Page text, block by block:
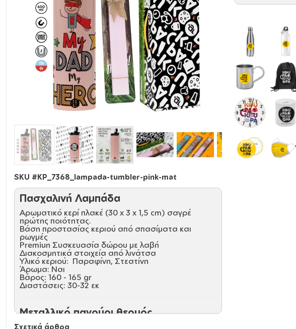
SKU #KP_7368_lampada-tumbler-pink-mat
Πασχαλινή Λαμπάδα
Αρωματικό κερί πλακέ (30 x 3 x 1,5 cm) σαγρέ
πρώτης ποιότητας.
Βάση προστασίας κεριού από σπασίματα και
ρωγμές
Premiun Συσκευασία δώρου με λαβή
Διακοσμητικά στοιχεία από λινάτσα
Υλικό κεριού: Παραφίνη, Στεατίνη
Άρωμα: Ναι
Βάρος: 160 - 165 gr
Διαστάσεις: 30-32 εκ
Μεταλλικό παγούρι θερμός
Eco friendly ποτήρι θερμό 600ml. Απολαύστε το
Σχετικά άρθρα